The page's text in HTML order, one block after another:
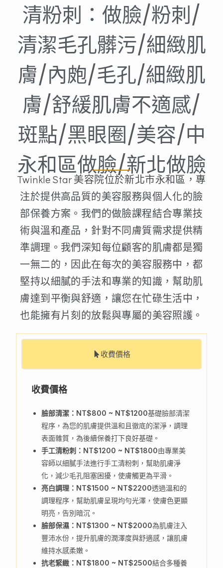
清粉刺：做臉/粉刺/
清潔毛孔髒污/細緻肌
膚/內皰/毛孔/細緻肌
膚/舒緩肌膚不適感/
斑點/黑眼圈/美容/中
永和區做臉/新北做臉
Twinkle Star 美容院位於新北市永和區，專
注於提供高品質的美容服務與個人化的臉
部保養方案。我們的做臉課程結合專業技
術與溫和產品，針對不同膚質需求提供精
準調理。我們深知每位顧客的肌膚都是獨
一無二的，因此在每次的美容服務中，都
堅持以細膩的手法和專業的知識，幫助肌
膚達到平衡與舒適，讓您在忙碌生活中，
也能擁有片刻的放鬆與專屬的美容照護。
收費價格
收費價格
臉部清潔：NT$800 ~ NT$1200基礎臉部清潔
程序，為您的肌膚提供溫和且徹底的潔淨，調理
表面雜質，為後續保養打下良好基礎。
手工清粉刺：NT$1200 ~ NT$1800由專業美
容師以細膩手法進行手工清粉刺，幫助肌膚淨
化，減少毛孔阻塞困擾，使膚觸更為平滑。
亮白調理：NT$1500 ~ NT$2200透過溫和的
調理程序，幫助肌膚呈現均勻光澤，使膚色更顯
明亮，告別暗沉。
臉部保濕：NT$1300 ~ NT$2000為肌膚注入
豐沛水份，提升肌膚的潤澤度與舒適感，讓肌膚
維持水感柔嫩。
抗老緊緻：NT$1800 ~ NT$2500結合多種養